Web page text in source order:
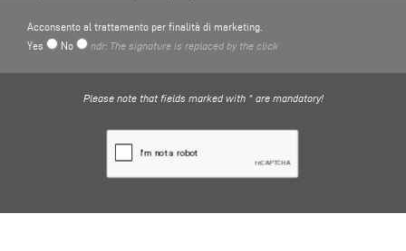
informazioni sul trattamento dei dati personali qui
Acconsento al trattamento per finalità di marketing.
Yes
No ndr: The signature is replaced by the click
Please note that fields marked with * are mandatory!